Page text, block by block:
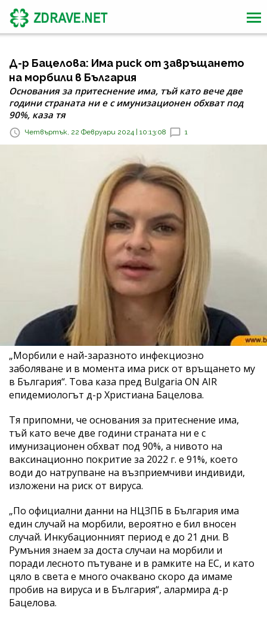
Д-р Бацелова: Има риск от завръщането
на морбили в България
Основания за притеснение има, тъй като вече две
години страната ни е с имунизационен обхват под
90%, каза тя
Четвъртък, 22 Февруари 2024 | 10:13:08 1
„Морбили е най-заразното инфекциозно
заболяване и в момента има риск от връщането му
в България“. Това каза пред Bulgaria ON AIR
епидемиологът д-р Христиана Бацелова.
Тя припомни, че основания за притеснение има,
тъй като вече две години страната ни е с
имунизационен обхват под 90%, а нивото на
ваксинационно покритие за 2022 г. е 91%, което
води до натрупване на възприемчиви индивиди,
изложени на риск от вируса.
„По официални данни на НЦЗПБ в България има
един случай на морбили, вероятно е бил вносен
случай. Инкубационният период е до 21 дни. В
Румъния знаем за доста случаи на морбили и
поради лесното пътуване и в рамките на ЕС, и като
цяло в света е много очаквано скоро да имаме
пробив на вируса и в България“, алармира д-р
Бацелова.